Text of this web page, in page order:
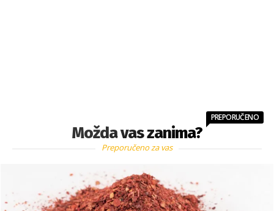
Možda vas zanima?
PREPORUČENO
Preporučeno za vas